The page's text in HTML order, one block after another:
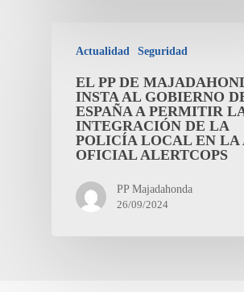
Actualidad Seguridad
EL PP DE
INSTA AL GOBIERNO
ESPAÑA A PERMITIR
INTEGRACIÓN DE LA
POLICÍA LOCAL EN LA
OFICIAL ALERTCOPS
PP Majadahonda
26/09/2024